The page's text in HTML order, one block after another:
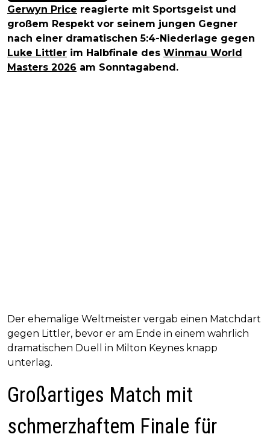
Gerwyn Price reagierte mit Sportsgeist und
großem Respekt vor seinem jungen Gegner
nach einer dramatischen 5:4-Niederlage gegen
Luke Littler im Halbfinale des Winmau World
Masters 2026 am Sonntagabend.
Der ehemalige Weltmeister vergab einen Matchdart
gegen Littler, bevor er am Ende in einem wahrlich
dramatischen Duell in Milton Keynes knapp
unterlag.
Großartiges Match mit
schmerzhaftem Finale für